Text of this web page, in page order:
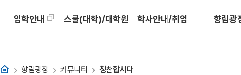
입학안내 스쿨(대학)/대학원 학사안내/취업 향림광
홈 향림광장 커뮤니티 칭찬합시다